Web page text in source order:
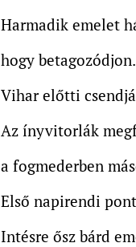
Harmadik emelet
hogy betagozódjon.
Vihar előtti
Az ínyvitorlák
a fogmederben
Első napirendi
Intésre ősz bárd